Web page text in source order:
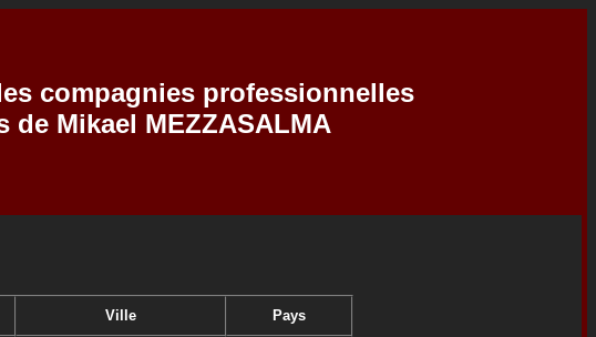
compagnies professionnelles
de Mikael MEZZASALMA
Ville
Pays